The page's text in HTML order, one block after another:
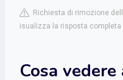
Richiesta di rimozione
isualizza la risposta completa
Cosa